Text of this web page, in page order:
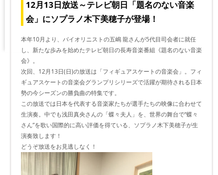
12月13日放送～テレビ朝日「題名のない音楽
会」にソプラノ木下美穂子が登場！
本年10月より、バイオリニストの五嶋 龍さんが5代目司会者に就任
し、新たな歩みを始めたテレビ朝日の長寿音楽番組《題名のない音楽
会》。
次回、12月13日(日)の放送は「フィギュアスケートの音楽会」。フィ
ギュアスケートの音楽会グランプリシリーズで活躍が期待される日本
勢の今シーズンの勝負曲の特集です。
この放送では日本を代表する音楽家たちが選手たちの映像に合わせて
生演奏。中でも浅田真央さんの「蝶々夫人」を、世界の舞台で“蝶々
さん”を歌い国際的に高い評価を得ている、ソプラノ木下美穂子が生
演奏致します！
どうぞ放送をお見逃しなく！